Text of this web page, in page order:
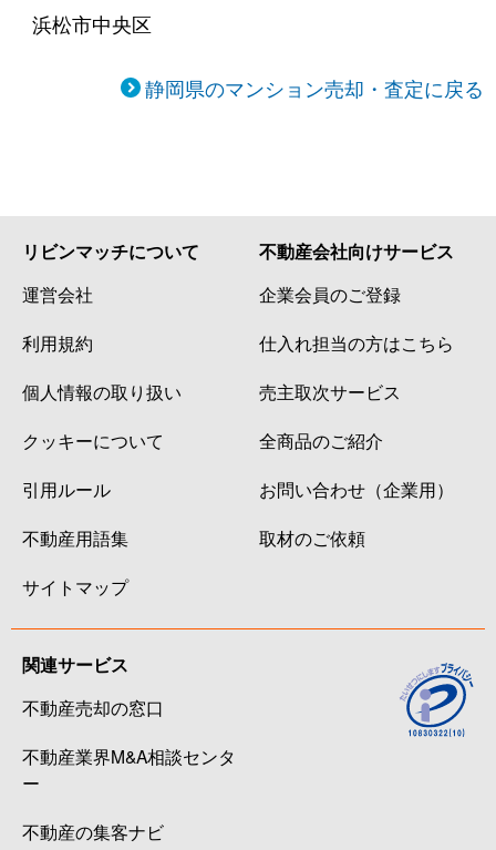
浜松市中央区
静岡県のマンション売却・査定に戻る
リビンマッチについて
運営会社
利用規約
個人情報の取り扱い
クッキーについて
引用ルール
不動産用語集
サイトマップ
不動産会社向けサービス
企業会員のご登録
仕入れ担当の方はこちら
売主取次サービス
全商品のご紹介
お問い合わせ（企業用）
取材のご依頼
関連サービス
不動産売却の窓口
不動産業界M&A相談センタ
ー
不動産の集客ナビ